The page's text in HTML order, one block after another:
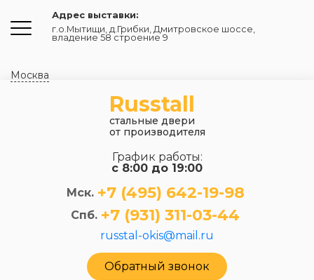
Адрес выставки:
г.о.Мытищи, д.Грибки, Дмитровское шоссе,
владение 58 строение 9
Москва
Russtall
стальные двери
от производителя
График работы:
с 8:00 до 19:00
Мск. +7 (495) 642-19-98
Спб. +7 (931) 311-03-44
russtal-okis@mail.ru
Обратный звонок